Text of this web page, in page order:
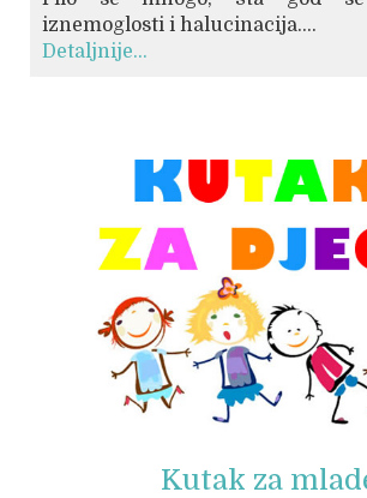
iznemoglosti i halucinacija....
Detaljnije...
Kutak za